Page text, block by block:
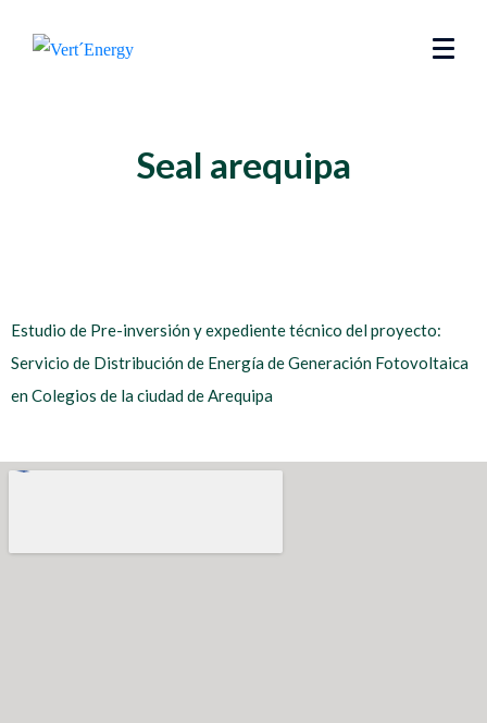
Seal arequipa
Estudio de Pre-inversión y expediente técnico del proyecto:
Servicio de Distribución de Energía de Generación Fotovoltaica
en Colegios de la ciudad de Arequipa